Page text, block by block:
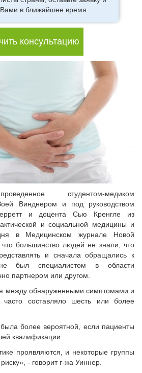
в ближайшее время.
консультацию
студентом-медиком
Винднером и под руководством
и доцента Сью Кренгле из
и социальной медицины и
в Медицинском журнале Новой
что большинство людей не знали, что
и сначала обращались к
был специалистом в области
партнером или другом.
между обнаруженными симптомами и
часто составляло шесть или более
более вероятной, если пациенты
квалификации.
проявляются, и некоторые группы
- говорит г-жа Уиннер.